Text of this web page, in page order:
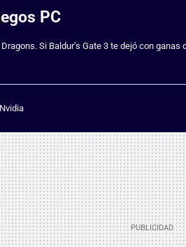
PC
Si Baldur’s Gate 3 te dejó con
Nvidia